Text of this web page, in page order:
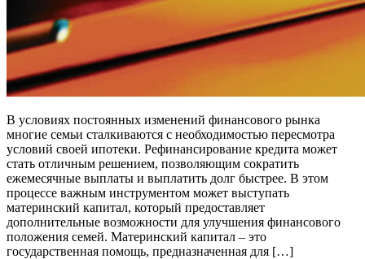
В условиях постоянных изменений финансового рынка
многие семьи сталкиваются с необходимостью пересмотра
условий своей ипотеки. Рефинансирование кредита может
стать отличным решением, позволяющим сократить
ежемесячные выплаты и выплатить долг быстрее. В этом
процессе важным инструментом может выступать
материнский капитал, который предоставляет
дополнительные возможности для улучшения финансового
положения семей. Материнский капитал – это
государственная помощь, предназначенная для […]